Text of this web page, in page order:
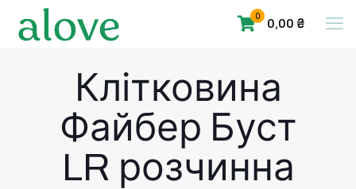
0
0,00 ₴
Клітковина
Файбер Буст
LR розчинна